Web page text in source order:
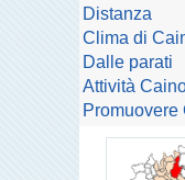
Distanza
Clima di
Dalle parati
Attività
Promuovere